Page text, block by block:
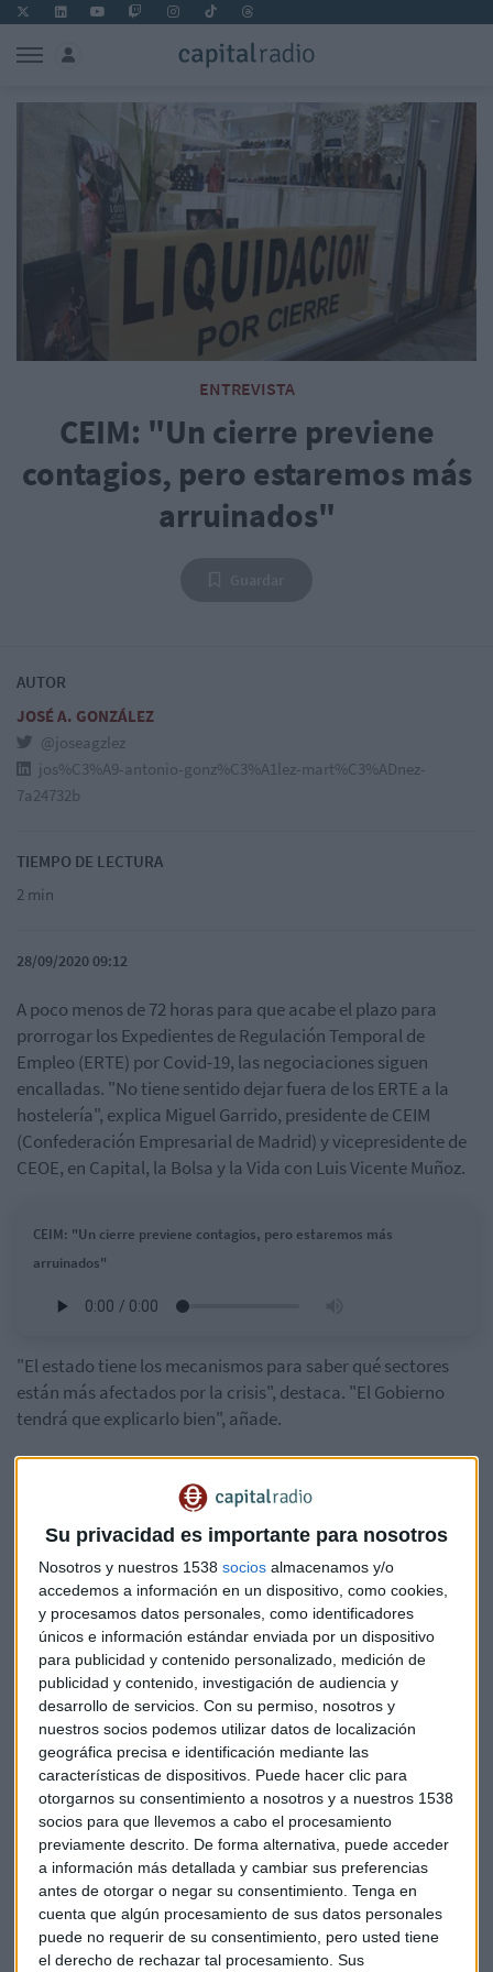
Su privacidad es importante para nosotros
Nosotros y nuestros 1538 socios almacenamos y/o
accedemos a información en un dispositivo, como cookies,
y procesamos datos personales, como identificadores
únicos e información estándar enviada por un dispositivo
para publicidad y contenido personalizado, medición de
publicidad y contenido, investigación de audiencia y
desarrollo de servicios. Con su permiso, nosotros y
nuestros socios podemos utilizar datos de localización
geográfica precisa e identificación mediante las
características de dispositivos. Puede hacer clic para
otorgarnos su consentimiento a nosotros y a nuestros 1538
socios para que llevemos a cabo el procesamiento
previamente descrito. De forma alternativa, puede acceder
a información más detallada y cambiar sus preferencias
antes de otorgar o negar su consentimiento. Tenga en
cuenta que algún procesamiento de sus datos personales
puede no requerir de su consentimiento, pero usted tiene
el derecho de rechazar tal procesamiento. Sus
ENTREVISTA
CEIM: "Un cierre previene
contagios, pero estaremos más
arruinados"
AUTOR
JOSÉ A. GONZÁLEZ
@joseagzlez
jos%C3%A9-antonio-gonz%C3%A1lez-mart%C3%ADnez-
7a24732b
TIEMPO DE LECTURA
2 min
28/09/2020 09:12
A poco menos de 72 horas para que acabe el plazo para
prorrogar los Expedientes de Regulación Temporal de
Empleo (ERTE) por Covid-19, las negociaciones siguen
encalladas. "No tiene sentido dejar fuera de los ERTE a la
hostelería", explica Miguel Garrido, presidente de CEIM
(Confederación Empresarial de Madrid) y vicepresidente de
CEOE, en Capital, la Bolsa y la Vida con Luis Vicente Muñoz.
CEIM: "Un cierre previene contagios, pero estaremos más
arruinados"
"El estado tiene los mecanismos para saber qué sectores
están más afectados por la crisis", destaca. "El Gobierno
tendrá que explicarlo bien", añade.
No obstante, Garrido se muestra "optimista" y apunta a
"que estamos a tiempo". Sin embargo, pide a todos los
políticos "altura de miras y dejar a un lado la lucha
partidista".
"Hay que buscar una visión a medio-largo plazo que proteja
el sector productivo de nuestro país", relata Garrido. Y eso
pasa por facilitar los ERE.
"LosERTEfueron una medida temporal para hacer frente a
una situación temporal y la situación en la que estamos es
necesario ayudar a las empresas", señala. "Si queremos que
sobrevivan tienen que equilibrar las cuentas y eso son
gastos de personal y equilibrar plantillas".
Cierre de Madrid
Madrid, tanto la capital como la región, se ha convertido en
el campo de batalla ideológico de las distintas
administraciones del Estado. Esta semana se prevé clave en